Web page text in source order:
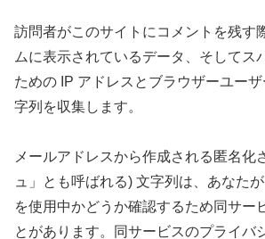
訪問者がこのサイトにコメントを残す
ムに表示されているデータ、そしてス
ための IP アドレスとブラウザーユー
字列を収集します。
メールアドレスから作成される匿名化
ュ」とも呼ばれる) 文字列は、あなた
を使用中かどうか確認するため同サー
とがあります。同サービスのプライバ